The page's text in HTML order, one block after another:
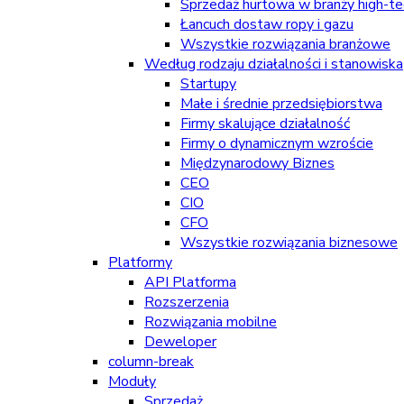
Sprzedaż hurtowa w branży high-
Łancuch dostaw ropy i gazu
Wszystkie rozwiązania branżowe
Według rodzaju działalności i stanowiska
Startupy
Małe i średnie przedsiębiorstwa
Firmy skalujące działalność
Firmy o dynamicznym wzroście
Międzynarodowy Biznes
CEO
CIO
CFO
Wszystkie rozwiązania biznesowe
Platformy
API Platforma
Rozszerzenia
Rozwiązania mobilne
Deweloper
column-break
Moduły